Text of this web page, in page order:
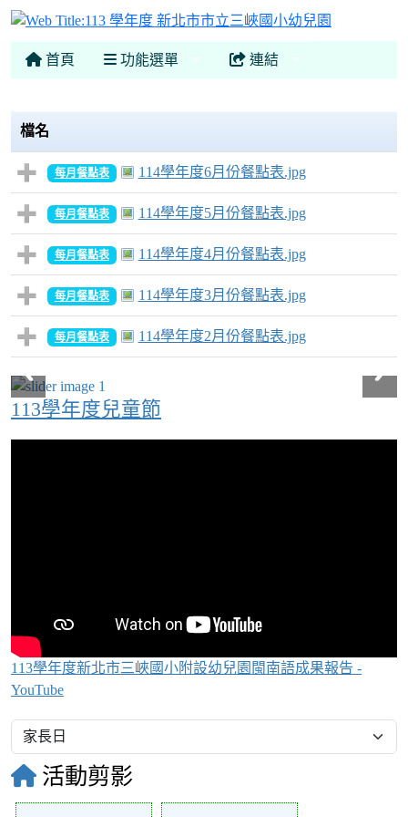
首頁 功能選單 連結
檔名
每月餐點表 114學年度6月份餐點表.jpg
每月餐點表 114學年度5月份餐點表.jpg
每月餐點表 114學年度4月份餐點表.jpg
每月餐點表 114學年度3月份餐點表.jpg
每月餐點表 114學年度2月份餐點表.jpg
小飛象-體驗打鼓.jpg
小飛象-體驗打鼓.jpg
小飛象-一起來打鼓.jpg
小飛象-一起來打鼓.jpg
小飛象-歡樂小火車.jpg
小飛象-歡樂小火車.jpg
小飛象-火車嘟嘟嘟.jpg
小飛象-火車嘟嘟嘟.jpg
小飛象-體驗布袋戲偶.jpg
小飛象-體驗布袋戲偶.jpg
113學年度兒童節
113學年度新北市三峽國小附設幼兒園閩南語成果報告 -
YouTube
活動剪影